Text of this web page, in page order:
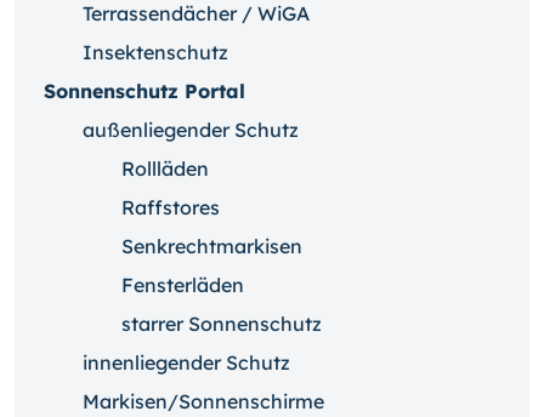
Terrassendächer / WiGA
Insektenschutz
Sonnenschutz Portal
außenliegender Schutz
Rollläden
Raffstores
Senkrechtmarkisen
Fensterläden
starrer Sonnenschutz
innenliegender Schutz
Markisen/Sonnenschirme